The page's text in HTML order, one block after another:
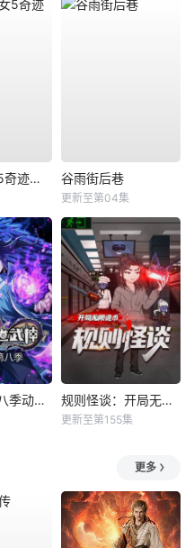
星卡梦少女5奇迹绽放 谷雨街后巷
更新至第04集
绝世武神第八季动态漫 规则怪谈：开局无限诡币动态漫
更新至第155集
更多